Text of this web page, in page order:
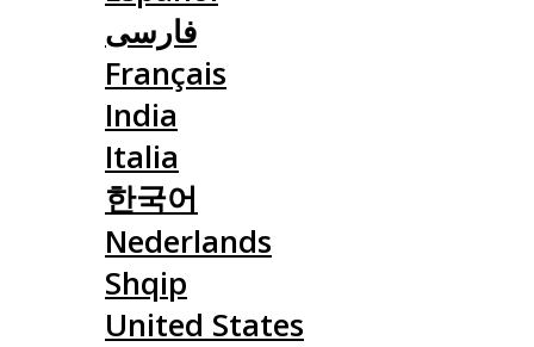
فارسی
Français
India
Italia
한국어
Nederlands
Shqip
United States